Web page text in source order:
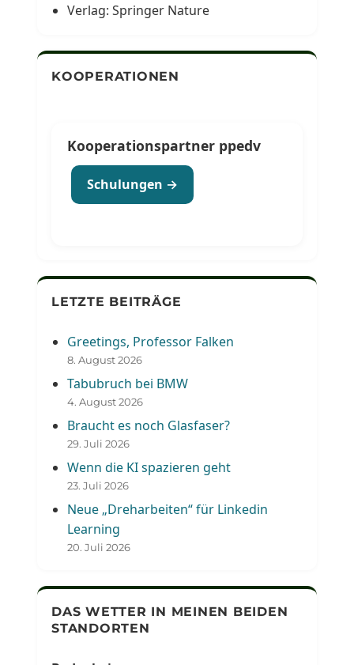
Verlag: Springer Nature
KOOPERATIONEN
Kooperationspartner ppedv
Schulungen →
LETZTE BEITRÄGE
Greetings, Professor Falken
8. August 2026
Tabubruch bei BMW
4. August 2026
Braucht es noch Glasfaser?
29. Juli 2026
Wenn die KI spazieren geht
23. Juli 2026
Neue „Dreharbeiten“ für Linkedin
Learning
20. Juli 2026
DAS WETTER IN MEINEN BEIDEN
STANDORTEN